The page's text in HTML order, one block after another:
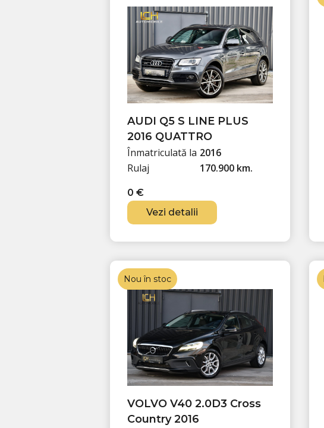
AUDI Q5 S LINE PLUS
2016 QUATTRO
Înmatriculată la
Rulaj
2016
170.900 km.
0 €
Vezi detalii
Nou în stoc
VOLVO V40 2.0D3 Cross
Country 2016